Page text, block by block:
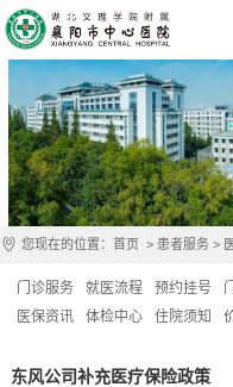
您现在的位置： 首页 > 患者服务 >
门诊服务 就医流程 预约挂号
医保资讯
体检中心 住院须知
东风公司补充医疗保险政策